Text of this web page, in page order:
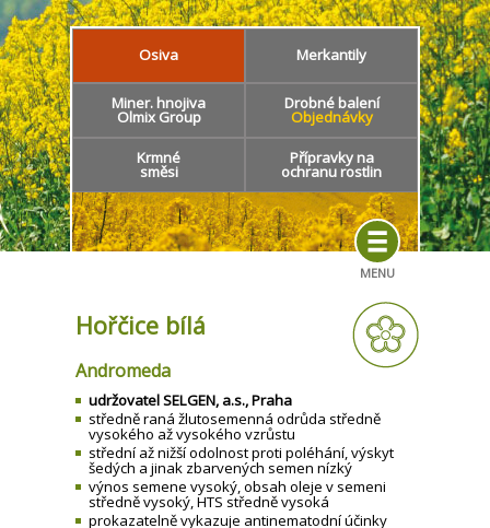
Osiva Merkantily
Miner. hnojiva
Olmix Group
Drobné balení
Objednávky
Krmné
směsi
Přípravky na
ochranu rostlin
MENU
Hořčice bílá
Andromeda
udržovatel SELGEN, a.s., Praha
středně raná žlutosemenná odrůda středně
vysokého až vysokého vzrůstu
střední až nižší odolnost proti poléhání, výskyt
šedých a jinak zbarvených semen nízký
výnos semene vysoký, obsah oleje v semeni
středně vysoký, HTS středně vysoká
prokazatelně vykazuje antinematodní účinky